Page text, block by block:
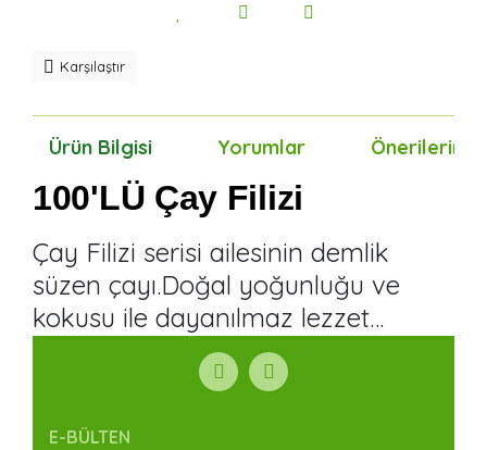
Karşılaştır
Ürün Bilgisi Yorumlar Önerileriniz
100'LÜ Çay Filizi
Çay Filizi serisi ailesinin demlik
süzen çayı.Doğal yoğunluğu ve
kokusu ile dayanılmaz lezzet…
Bu ürüne ilk yorumu siz yapın!
Bu ürünün fiyat bilgisi, resim, ürün açıklamalarında ve
diğer konularda yetersiz gördüğünüz noktaları öneri
E-BÜLTEN